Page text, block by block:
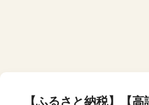
【ふるさと納税】【